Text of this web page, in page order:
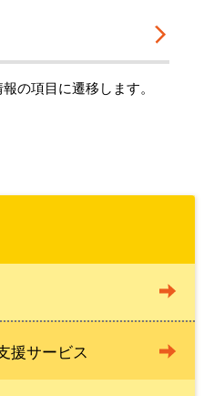
の項目に遷移します。
援サービス